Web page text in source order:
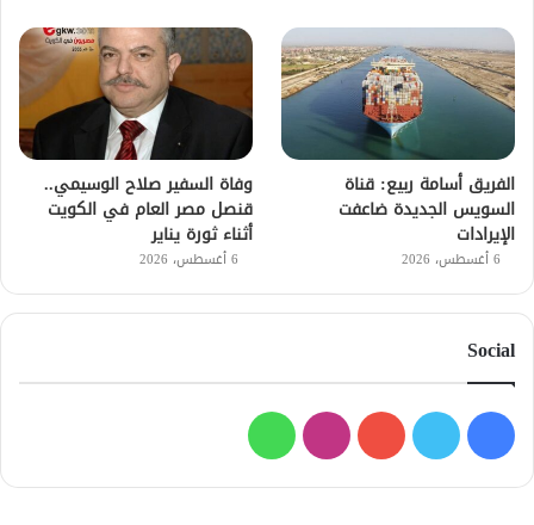
الفريق أسامة ربيع: قناة
السويس الجديدة ضاعفت
الإيرادات
6 أغسطس، 2026
وفاة السفير صلاح الوسيمي..
قنصل مصر العام في الكويت
أثناء ثورة يناير
6 أغسطس، 2026
Social
فيسبوك
تويتر يوتيوبانستقرامواتساب